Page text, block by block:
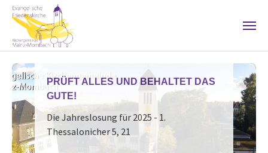
PRÜFT ALLES UND BEHALTET DAS
GUTE!
Die Jahreslosung für 2025 - 1.
Thessalonicher 5, 21